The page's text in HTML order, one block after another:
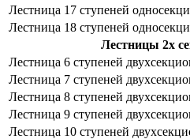
Лестница 17 ступеней
Лестница 18 ступеней
Лестницы 2х
Лестница 6 ступеней
Лестница 7 ступеней
Лестница 8 ступеней
Лестница 9 ступеней
Лестница 10 ступеней